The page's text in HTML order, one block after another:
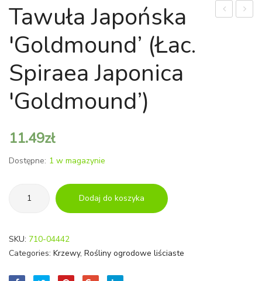
Tawuła Japońska
'Goldmound’ (łac.
Spiraea Japonica
'Goldmound’)
11.49zł
Dostępne: 1 w magazynie
Tawuła
Spiraea
japonica
Dodaj do koszyka
SKU: 710-04442
Categories: Krzewy, Rośliny ogrodowe liściaste